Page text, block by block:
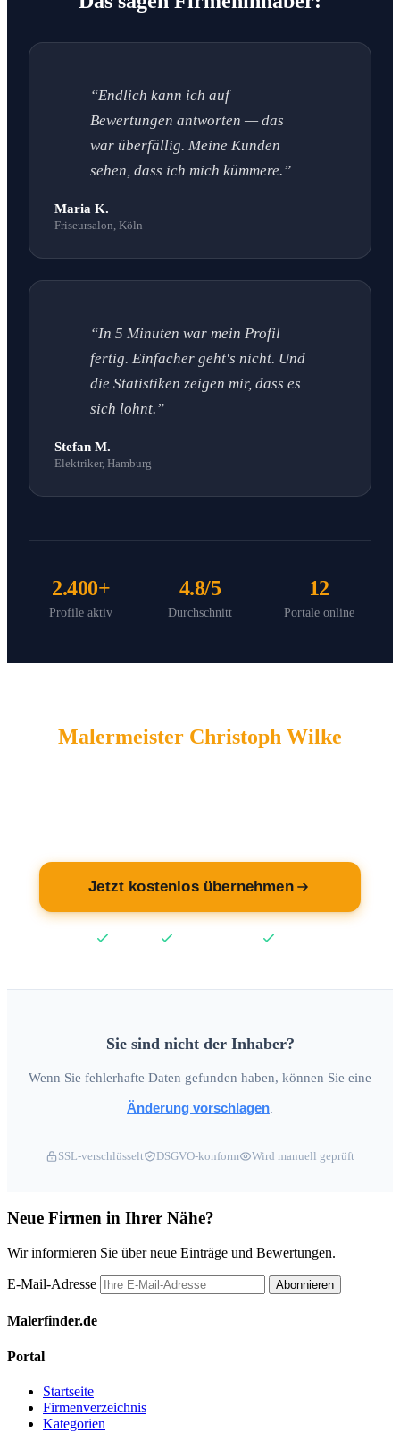
“Endlich kann ich auf
Bewertungen antworten — das
war überfällig. Meine Kunden
sehen, dass ich mich kümmere.”
Maria K.
Friseursalon, Köln
“In 5 Minuten war mein Profil
fertig. Einfacher geht's nicht. Und
die Statistiken zeigen mir, dass es
sich lohnt.”
Stefan M.
Elektriker, Hamburg
2.400+
Profile aktiv
4.8/5
Durchschnitt
12
Portale online
Malermeister Christoph Wilke
Jetzt kostenlos übernehmen
Sie sind nicht der Inhaber?
Wenn Sie fehlerhafte Daten gefunden haben, können Sie eine
Änderung vorschlagen
SSL-verschlüsselt DSGVO-konform Wird manuell geprüft
Neue Firmen in Ihrer Nähe?
Wir informieren Sie über neue Einträge und Bewertungen.
E-Mail-Adresse Abonnieren
Malerfinder.de
Portal
Startseite
Firmenverzeichnis
Kategorien